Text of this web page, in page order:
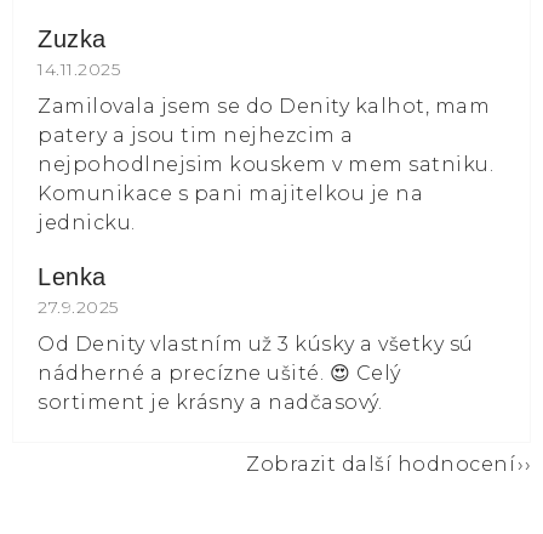
Zuzka
Hodnocení obchodu je 5 z 5 hvězdiček.
14.11.2025
Zamilovala jsem se do Denity kalhot, mam
patery a jsou tim nejhezcim a
nejpohodlnejsim kouskem v mem satniku.
Komunikace s pani majitelkou je na
jednicku.
Lenka
Hodnocení obchodu je 5 z 5 hvězdiček.
27.9.2025
Od Denity vlastním už 3 kúsky a všetky sú
nádherné a precízne ušité. 😍 Celý
sortiment je krásny a nadčasový.
Zobrazit další hodnocení